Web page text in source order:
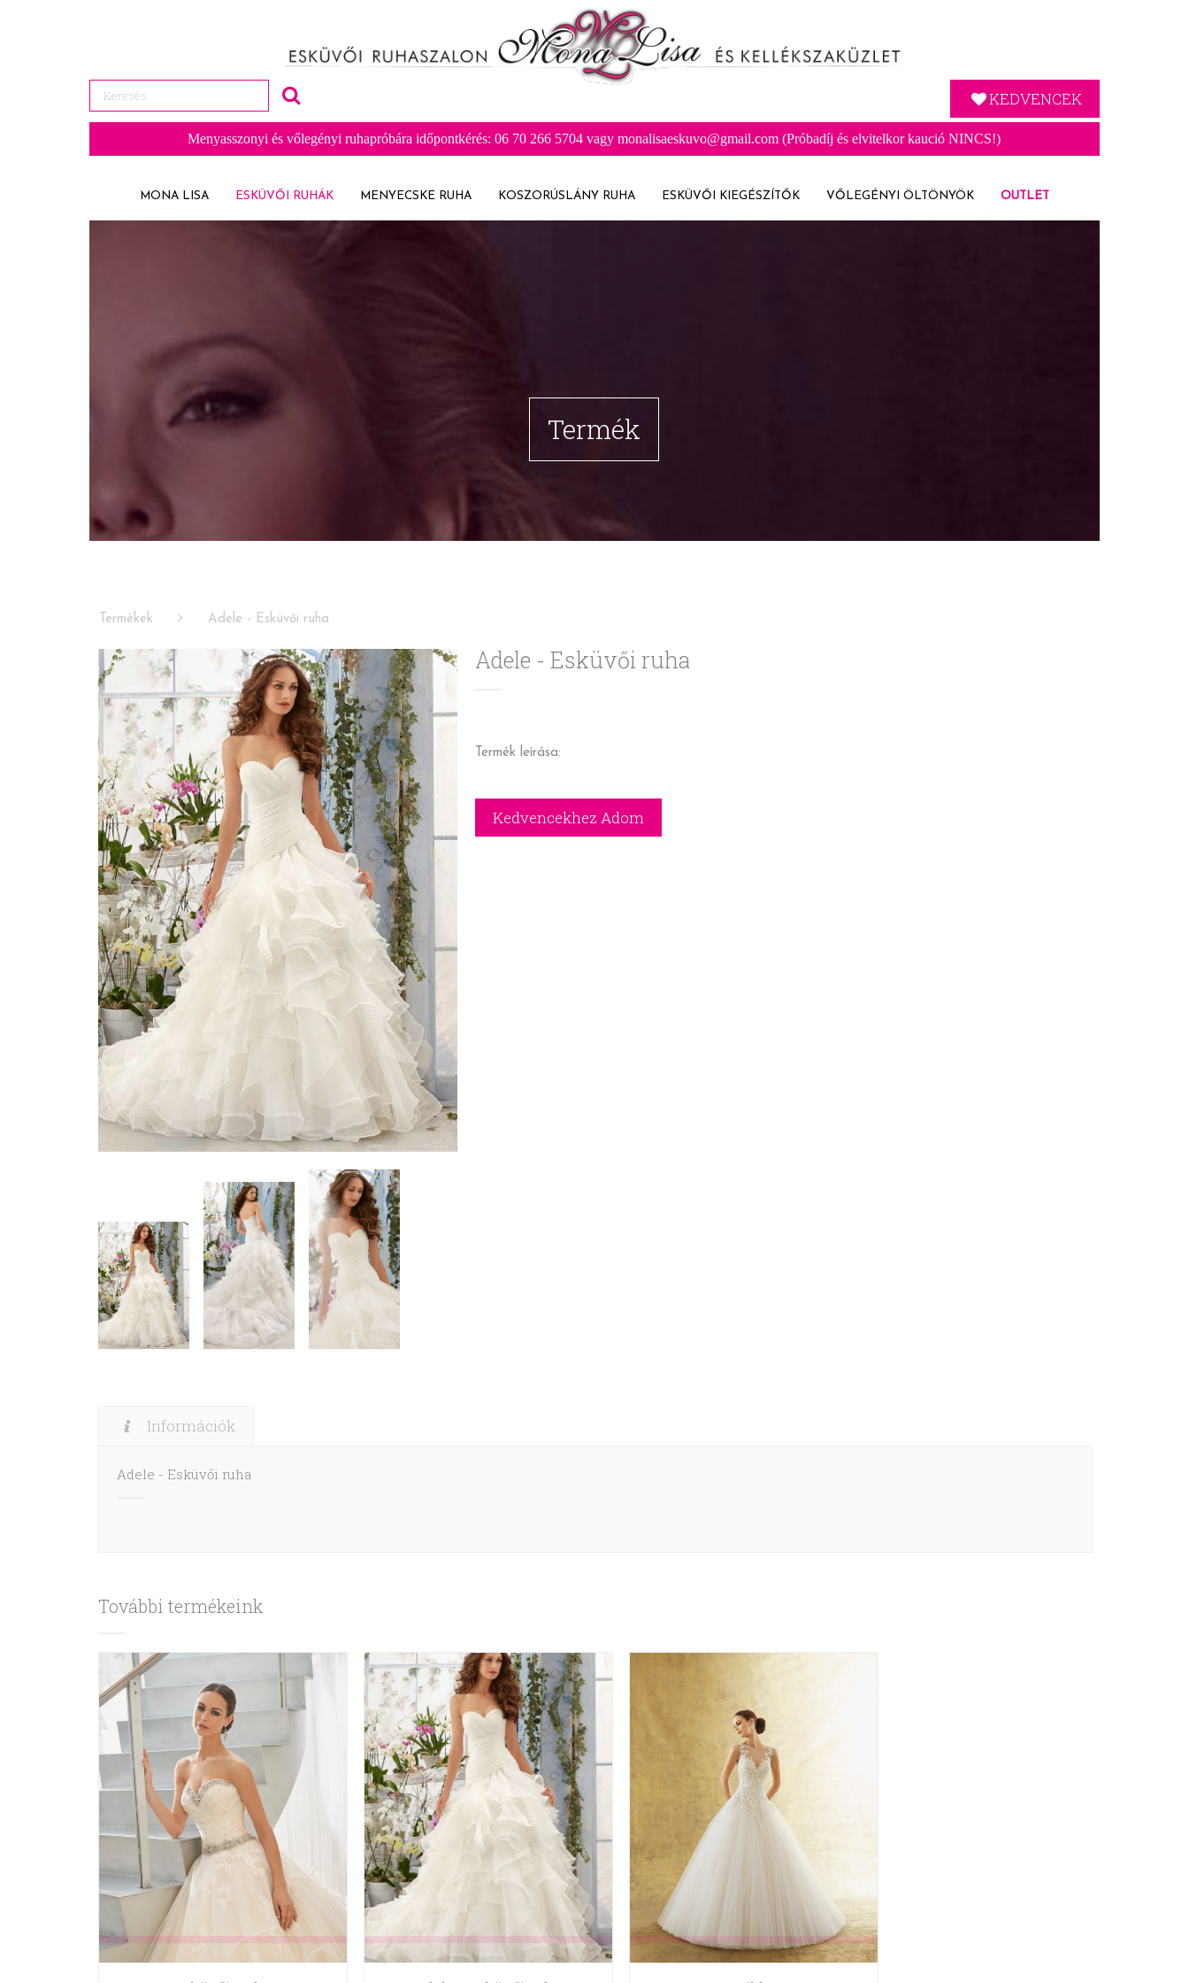
KEDVENCEK
Menyasszonyi és vőlegényi ruhapróbára időpontkérés: 06 70 266 5704 vagy monalisaeskuvo@gmail.com (Próbadíj és elvitelkor kaució NINCS!)
MONA LISA ESKÜVŐI RUHÁK MENYECSKE RUHA KOSZORÚSLÁNY RUHA ESKÜVŐI KIEGÉSZÍTŐK VŐLEGÉNYI ÖLTÖNYÖK OUTLET
Termék
Termékek Adele - Esküvői ruha
Adele - Esküvői ruha
Termék leírása:
Információk
Adele - Esküvői ruha
További termékeink